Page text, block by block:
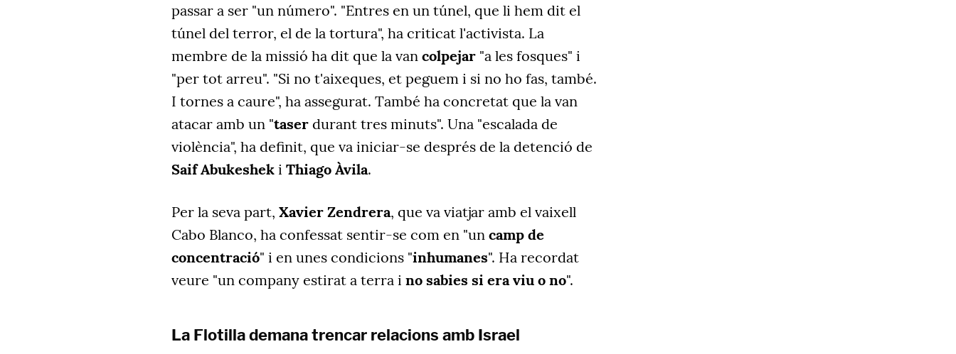
passar a ser "un número". "Entres en un túnel, que li hem dit el
túnel del terror, el de la tortura", ha criticat l'activista. La
membre de la missió ha dit que la van colpejar "a les fosques" i
"per tot arreu". "Si no t'aixeques, et peguem i si no ho fas, també.
I tornes a caure", ha assegurat. També ha concretat que la van
atacar amb un "taser durant tres minuts". Una "escalada de
violència", ha definit, que va iniciar-se després de la detenció de
Saif Abukeshek i Thiago Àvila.
Per la seva part, Xavier Zendrera, que va viatjar amb el vaixell
Cabo Blanco, ha confessat sentir-se com en "un camp de
concentració" i en unes condicions "inhumanes". Ha recordat
veure "un company estirat a terra i no sabies si era viu o no".
La Flotilla demana trencar relacions amb Israel